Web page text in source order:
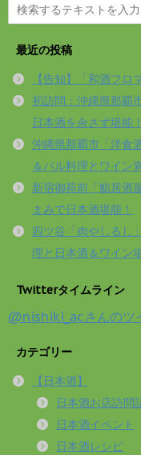
最近の投稿
【告知】「和酒フロ
初訪問：沖縄県那覇
日本酒を余さず堪能！
沖縄県那覇市「洋食
＆バル料理とワイン
新宿御苑前「鮨居酒
まみで日本酒堪能！
四ツ谷「肉やしるし
理と日本酒＆ワイン
Twitterタイムライン
@nishiki_acさんのツ
カテゴリー
【日本酒】
日本酒お店訪問
日本酒イベント
日本酒レシピ